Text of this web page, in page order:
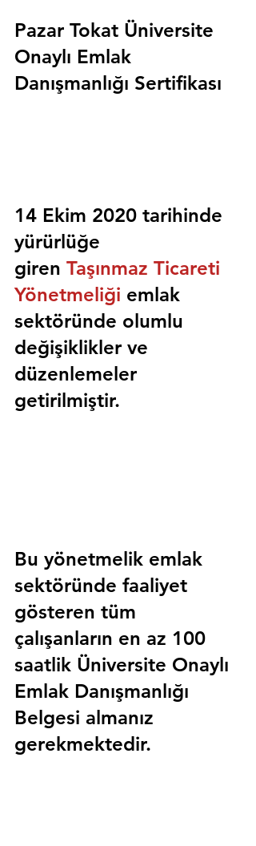
Pazar Tokat Üniversite
Onaylı Emlak
Danışmanlığı Sertifikası
14 Ekim 2020 tarihinde
yürürlüğe
giren Taşınmaz Ticareti
Yönetmeliği emlak
sektöründe olumlu
değişiklikler ve
düzenlemeler
getirilmiştir.
Bu yönetmelik emlak
sektöründe faaliyet
gösteren tüm
çalışanların en az 100
saatlik Üniversite Onaylı
Emlak Danışmanlığı
Belgesi almanız
gerekmektedir.